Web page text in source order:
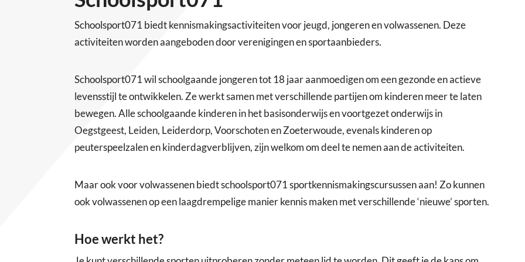
Schoolsport071 biedt kennismakingsactiviteiten voor jeugd, jongeren en volwassenen. Deze
activiteiten worden aangeboden door verenigingen en sportaanbieders.
Schoolsport071 wil schoolgaande jongeren tot 18 jaar aanmoedigen om een gezonde en actieve
levensstijl te ontwikkelen. Ze werkt samen met verschillende partijen om kinderen meer te laten
bewegen. Alle schoolgaande kinderen in het basisonderwijs en voortgezet onderwijs in
Oegstgeest, Leiden, Leiderdorp, Voorschoten en Zoeterwoude, evenals kinderen op
peuterspeelzalen en kinderdagverblijven, zijn welkom om deel te nemen aan de activiteiten.
Maar ook voor volwassenen biedt schoolsport071 sportkennismakingscursussen aan! Zo kunnen
ook volwassenen op een laagdrempelige manier kennis maken met verschillende ‘nieuwe’ sporten.
Hoe werkt het?